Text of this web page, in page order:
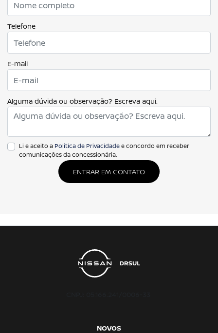
Telefone
E-mail
Alguma dúvida ou observação? Escreva aqui.
Li e aceito a Política de Privacidadee concordo em receber
comunicações da concessionária.
ENTRAR EM CONTATO
NOVOS